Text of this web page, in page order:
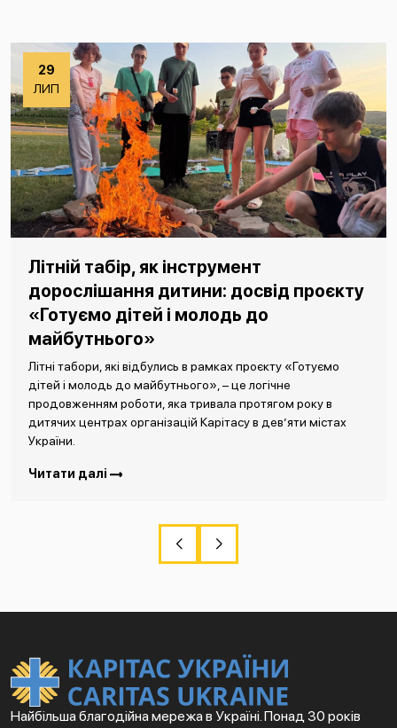
29
ЛИП
Літній табір, як інструмент
дорослішання дитини: досвід проєкту
«Готуємо дітей і молодь до
майбутнього»
Літні табори, які відбулись в рамках проєкту «Готуємо
дітей і молодь до майбутнього», – це логічне
продовженням роботи, яка тривала протягом року в
дитячих центрах організацій Карітасу в дев’яти містах
України.
Читати далі
Найбільша благодійна мережа в Україні. Понад 30 років